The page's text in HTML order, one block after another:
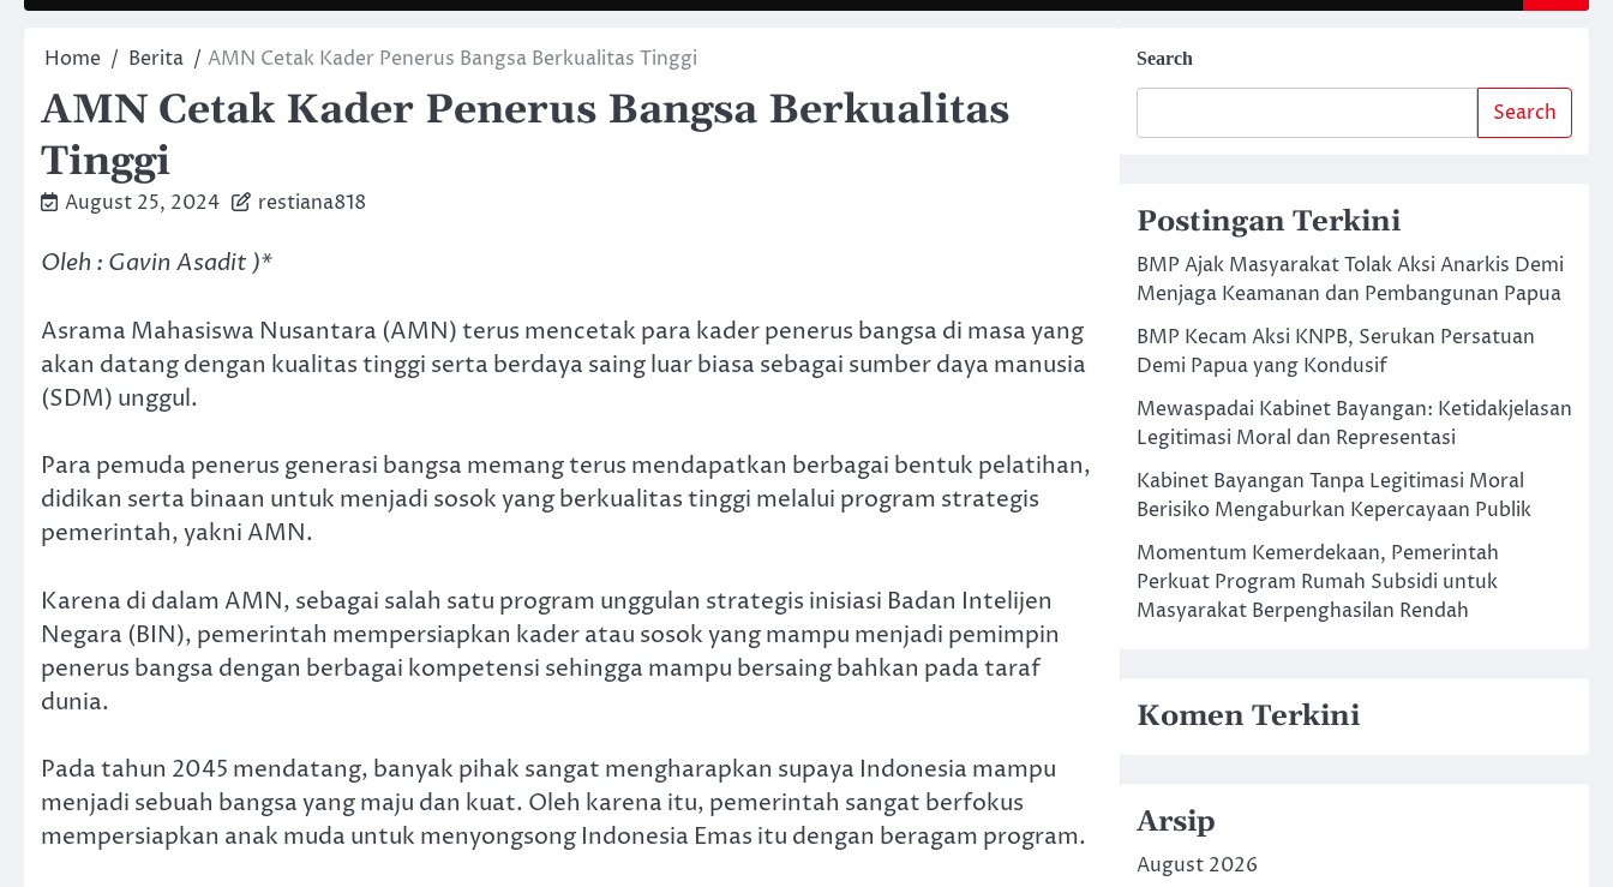
Home Berita AMN Cetak Kader Penerus Bangsa Berkualitas Tinggi
AMN Cetak Kader Penerus Bangsa Berkualitas
Tinggi
August 25, 2024 restiana818
Oleh : Gavin Asadit )*
Asrama Mahasiswa Nusantara (AMN) terus mencetak para kader penerus bangsa di masa yang
akan datang dengan kualitas tinggi serta berdaya saing luar biasa sebagai sumber daya manusia
(SDM) unggul.
Para pemuda penerus generasi bangsa memang terus mendapatkan berbagai bentuk pelatihan,
didikan serta binaan untuk menjadi sosok yang berkualitas tinggi melalui program strategis
pemerintah, yakni AMN.
Karena di dalam AMN, sebagai salah satu program unggulan strategis inisiasi Badan Intelijen
Negara (BIN), pemerintah mempersiapkan kader atau sosok yang mampu menjadi pemimpin
penerus bangsa dengan berbagai kompetensi sehingga mampu bersaing bahkan pada taraf
dunia.
Pada tahun 2045 mendatang, banyak pihak sangat mengharapkan supaya Indonesia mampu
menjadi sebuah bangsa yang maju dan kuat. Oleh karena itu, pemerintah sangat berfokus
mempersiapkan anak muda untuk menyongsong Indonesia Emas itu dengan beragam program.
Search
Search
Postingan Terkini
BMP Ajak Masyarakat Tolak Aksi Anarkis Demi
Menjaga Keamanan dan Pembangunan Papua
BMP Kecam Aksi KNPB, Serukan Persatuan
Demi Papua yang Kondusif
Mewaspadai Kabinet Bayangan: Ketidakjelasan
Legitimasi Moral dan Representasi
Kabinet Bayangan Tanpa Legitimasi Moral
Berisiko Mengaburkan Kepercayaan Publik
Momentum Kemerdekaan, Pemerintah
Perkuat Program Rumah Subsidi untuk
Masyarakat Berpenghasilan Rendah
Komen Terkini
Arsip
August 2026